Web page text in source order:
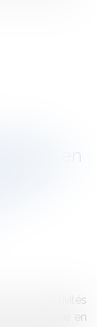
de
mise en
ne
de
collectivités
avant mise en